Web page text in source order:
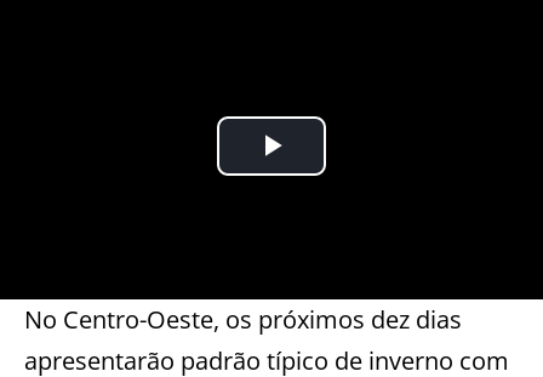
No Centro-Oeste, os próximos dez dias
apresentarão padrão típico de inverno com